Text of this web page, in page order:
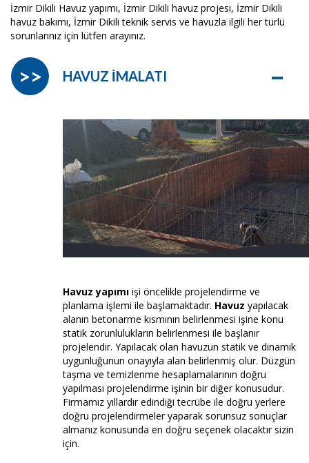
İzmir Dikili Havuz yapımı, İzmir Dikili havuz projesi, İzmir Dikili
havuz bakımı, İzmir Dikili teknik servis ve havuzla ilgili her türlü
sorunlarınız için lütfen arayınız.
HAVUZ İMALATI –
>>
Havuz yapımı işi öncelikle projelendirme ve
planlama işlemi ile başlamaktadır. Havuz yapılacak
alanın betonarme kısmının belirlenmesi işine konu
statik zorunlulukların belirlenmesi ile başlanır
projelendir. Yapılacak olan havuzun statik ve dinamik
uygunluğunun onayıyla alan belirlenmiş olur. Düzgün
taşma ve temizlenme hesaplamalarının doğru
yapılması projelendirme işinin bir diğer konusudur.
Firmamız yıllardır edindiği tecrübe ile doğru yerlere
doğru projelendirmeler yaparak sorunsuz sonuçlar
almanız konusunda en doğru seçenek olacaktır sizin
için.